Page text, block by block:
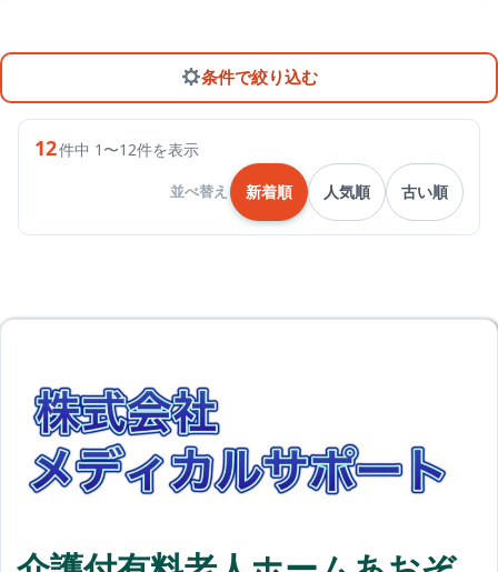
条件で絞り込む
12件中 1〜12件を表示
並べ替え 新着順 人気順 古い順